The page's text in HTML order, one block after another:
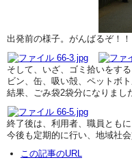
出発前の様子。がんばるぞ！！
そして、いざ、ゴミ拾いを
ビン、缶、吸い殻、ペットボ
結果、ごみ袋2袋分になりまし
終了後は、利用者、職員とも
今後も定期的に行い、地域社
この記事のURL